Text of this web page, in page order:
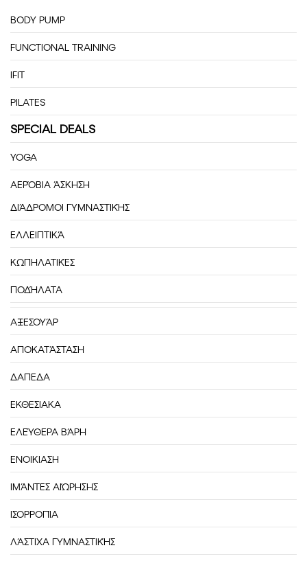
BODY PUMP
FUNCTIONAL TRAINING
IFIT
PILATES
SPECIAL DEALS
YOGA
ΑΕΡΌΒΙΑ ΆΣΚΗΣΗ
ΔΙΆΔΡΟΜΟΙ ΓΥΜΝΑΣΤΙΚΉΣ
ΕΛΛΕΙΠΤΙΚΆ
ΚΩΠΗΛΑΤΙΚΈΣ
ΠΟΔΉΛΑΤΑ
ΑΞΕΣΟΥΆΡ
ΑΠΟΚΑΤΆΣΤΑΣΗ
ΔΑΠΕΔΑ
ΕΚΘΕΣΙΑΚΑ
ΕΛΕΎΘΕΡΑ ΒΆΡΗ
ΕΝΟΙΚΙΑΣΗ
ΙΜΆΝΤΕΣ ΑΙΏΡΗΣΗΣ
ΙΣΟΡΡΟΠΊΑ
ΛΆΣΤΙΧΑ ΓΥΜΝΑΣΤΙΚΉΣ